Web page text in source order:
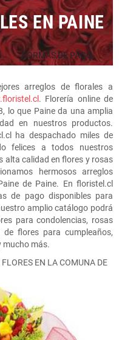
EN PAINE
FORMAS DE PAGO
arreglos de florales a
. Florería online de
lo que Paine da una amplia
en nuestros productos.
ha despachado miles de
felices a todos nuestros
alta calidad en flores y rosas
hermosos arreglos
de Paine. En floristel.cl
de pago disponibles para
amplio catálogo podrá
para condolencias, rosas
flores para cumpleaños,
mucho más.
EN LA COMUNA DE